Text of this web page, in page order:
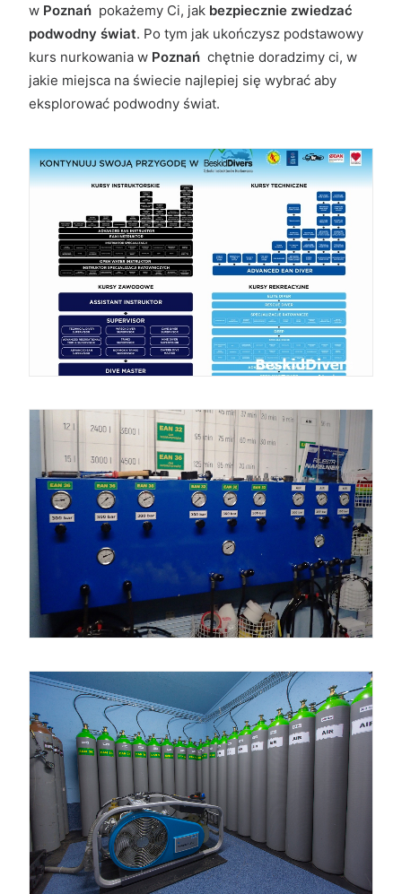
w Poznań pokażemy Ci, jak bezpiecznie zwiedzać
podwodny świat. Po tym jak ukończysz podstawowy
kurs nurkowania w Poznań chętnie doradzimy ci, w
jakie miejsca na świecie najlepiej się wybrać aby
eksplorować podwodny świat.